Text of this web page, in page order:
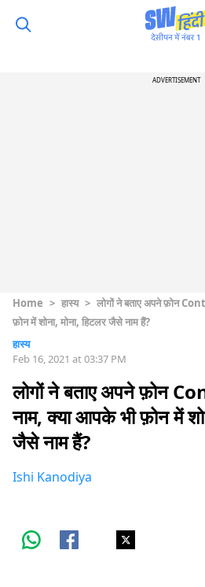
ADVERTISEMENT
Home > हास्य > लोगों ने बताए अपने फ़ोन
फ़ोन में शोना, मोना, हिटलर जैसे नाम हैं?
हास्य
Feb 16, 2021 at 03:37 PM
लोगों ने बताए अपने फ़ोन
नाम, क्या आपके भी फ़ोन में
जैसे नाम हैं?
Ishi Kanodiya